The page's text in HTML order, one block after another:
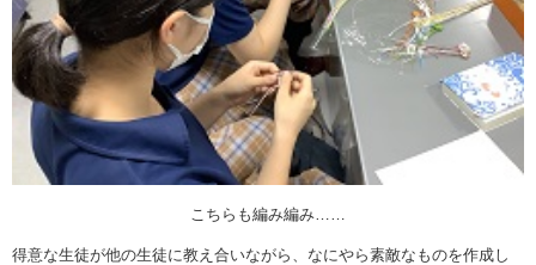
こちらも編み編み……
得意な生徒が他の生徒に教え合いながら、なにやら素敵なものを作成し